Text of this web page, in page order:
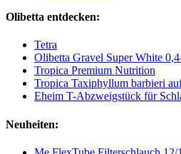
Olibetta entdecken:
Tetra
Olibetta Gravel Super White
Tropica Premium Nutrition
Tropica Taxiphyllum barbieri
Eheim T-Abzweigstück für
Neuheiten: